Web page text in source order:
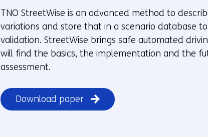
TNO StreetWise is an advanced method to
variations and store that in a scenario database
validation. StreetWise brings safe automated
will find the basics, the implementation and the
assessment.
Download paper